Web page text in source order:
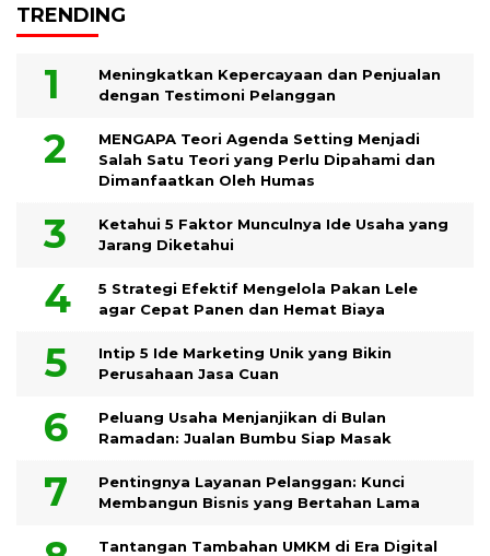
TRENDING
Meningkatkan Kepercayaan dan Penjualan
dengan Testimoni Pelanggan
MENGAPA Teori Agenda Setting Menjadi
Salah Satu Teori yang Perlu Dipahami dan
Dimanfaatkan Oleh Humas
Ketahui 5 Faktor Munculnya Ide Usaha yang
Jarang Diketahui
5 Strategi Efektif Mengelola Pakan Lele
agar Cepat Panen dan Hemat Biaya
Intip 5 Ide Marketing Unik yang Bikin
Perusahaan Jasa Cuan
Peluang Usaha Menjanjikan di Bulan
Ramadan: Jualan Bumbu Siap Masak
Pentingnya Layanan Pelanggan: Kunci
Membangun Bisnis yang Bertahan Lama
Tantangan Tambahan UMKM di Era Digital